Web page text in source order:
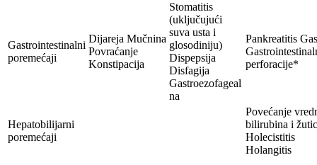
Gastrointestinalni
poremećaji
Dijareja Mučnina
Povraćanje
Konstipacija
Stomatitis
(uključujući
suva usta i
glosodiniju)
Dispepsija
Disfagija
Gastroezofageal
na
Pankreatitis
perforacije*
Hepatobilijarni
poremećaji
Povećanje
bilirubina i
Holecistitis
Holangitis